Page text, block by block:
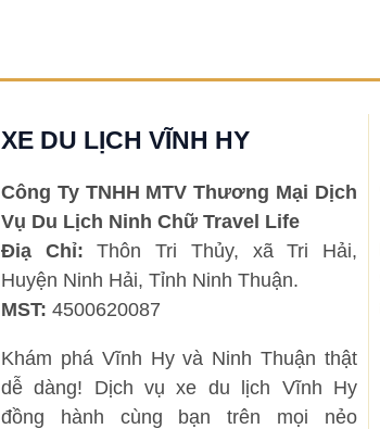
XE DU LỊCH VĨNH HY
Công Ty TNHH MTV Thương Mại Dịch
Vụ Du Lịch Ninh Chữ Travel Life
Điạ Chỉ: Thôn Tri Thủy, xã Tri Hải,
Huyện Ninh Hải, Tỉnh Ninh Thuận.
MST: 4500620087
Khám phá Vĩnh Hy và Ninh Thuận thật
dễ dàng! Dịch vụ xe du lịch Vĩnh Hy
đồng hành cùng bạn trên mọi nẻo